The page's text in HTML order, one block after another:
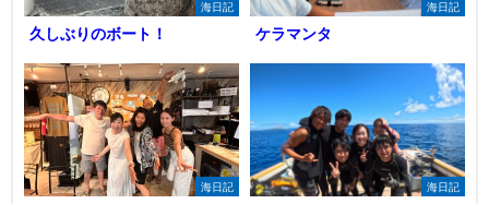
海日記
久しぶりのボート！
海日記
ケラマンタ
海日記 海日記